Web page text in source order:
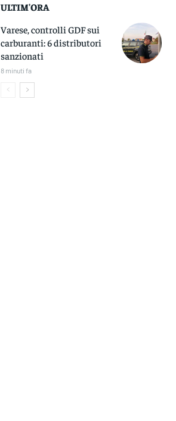
ULTIM'ORA
Varese, controlli GDF sui
carburanti: 6 distributori
sanzionati
8 minuti fa